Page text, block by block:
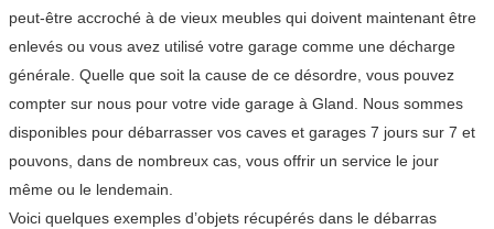
peut-être accroché à de vieux meubles qui doivent maintenant être
enlevés ou vous avez utilisé votre garage comme une décharge
générale. Quelle que soit la cause de ce désordre, vous pouvez
compter sur nous pour votre vide garage à Gland. Nous sommes
disponibles pour débarrasser vos caves et garages 7 jours sur 7 et
pouvons, dans de nombreux cas, vous offrir un service le jour
même ou le lendemain.
Voici quelques exemples d’objets récupérés dans le débarras